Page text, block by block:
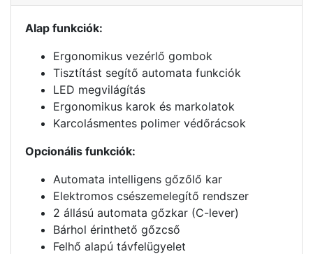
Alap funkciók:
Ergonomikus vezérlő gombok
Tisztítást segítő automata funkciók
LED megvilágítás
Ergonomikus karok és markolatok
Karcolásmentes polimer védőrácsok
Opcionális funkciók:
Automata intelligens gőzőlő kar
Elektromos csészemelegítő rendszer
2 állású automata gőzkar (C-lever)
Bárhol érinthető gőzcső
Felhő alapú távfelügyelet